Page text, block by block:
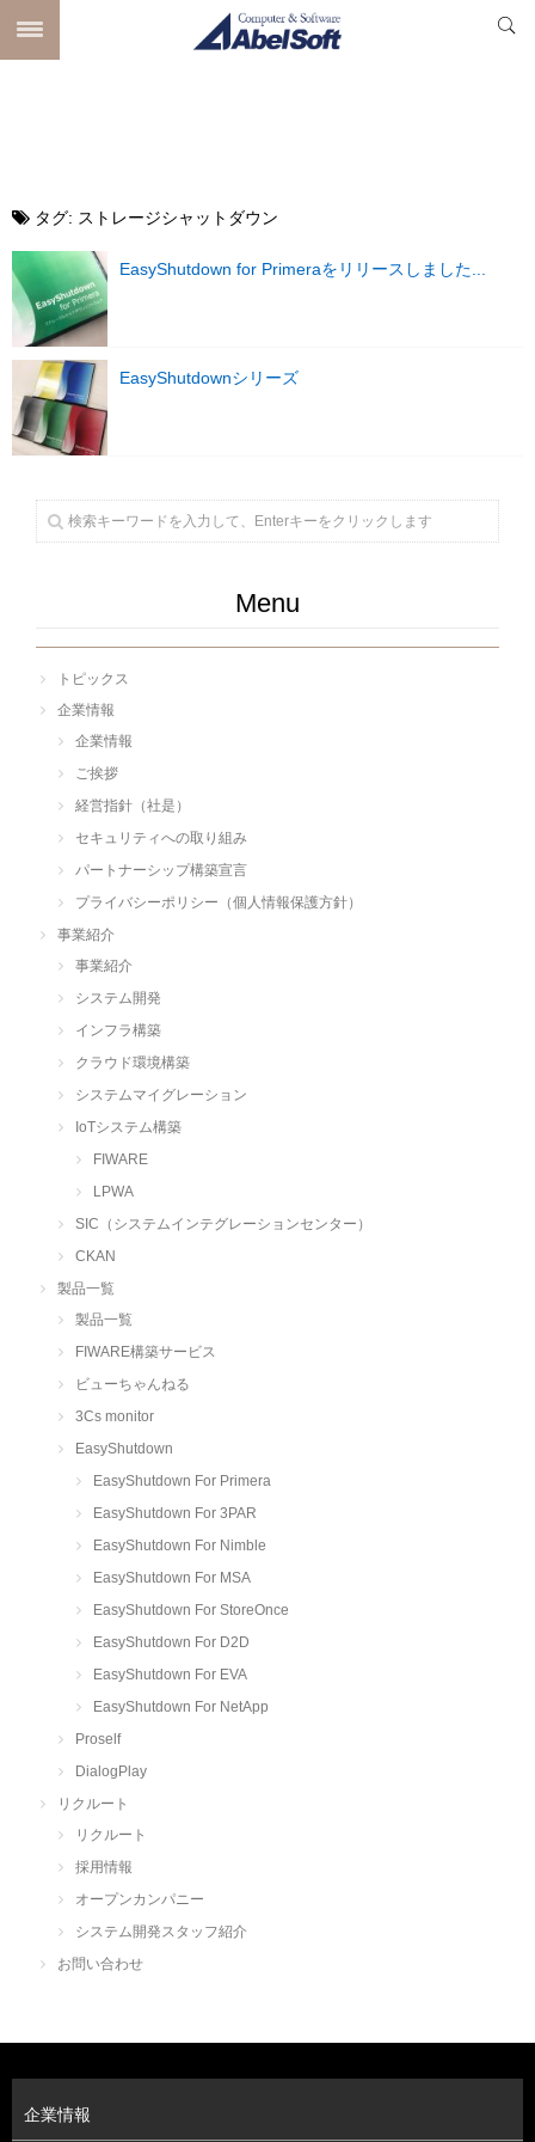
タグ: ストレージシャットダウン
EasyShutdown for Primeraをリリースしました...
EasyShutdownシリーズ
Menu
トピックス
企業情報
企業情報
ご挨拶
経営指針（社是）
セキュリティへの取り組み
パートナーシップ構築宣言
プライバシーポリシー（個人情報保護方針）
事業紹介
事業紹介
システム開発
インフラ構築
クラウド環境構築
システムマイグレーション
IoTシステム構築
FIWARE
LPWA
SIC（システムインテグレーションセンター）
CKAN
製品一覧
製品一覧
FIWARE構築サービス
ビューちゃんねる
3Cs monitor
EasyShutdown
EasyShutdown For Primera
EasyShutdown For 3PAR
EasyShutdown For Nimble
EasyShutdown For MSA
EasyShutdown For StoreOnce
EasyShutdown For D2D
EasyShutdown For EVA
EasyShutdown For NetApp
Proself
DialogPlay
リクルート
リクルート
採用情報
オープンカンパニー
システム開発スタッフ紹介
お問い合わせ
企業情報